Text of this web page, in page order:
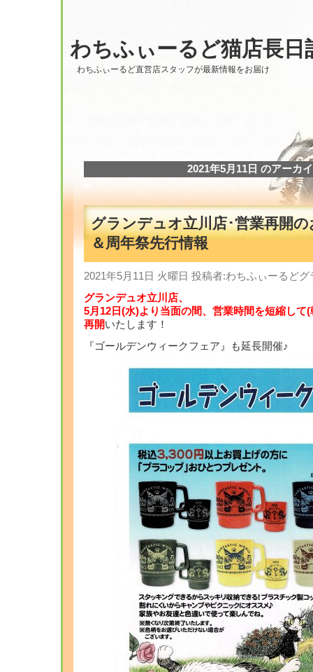
わちふぃーるど猫店長日
わちふぃーるど直営店スタッフが最新情報をお届け
2021年5月11日 のアーカ
グランデュオ立川店･営業再開
＆周年祭先行情報
2021年5月11日 火曜日 投稿者:わちふぃーるど
グランデュオ立川店、
5月12日(水)より当面の間、営業時間を短縮して
再開いたします！
『ゴールデンウィークフェア』も延長開催♪